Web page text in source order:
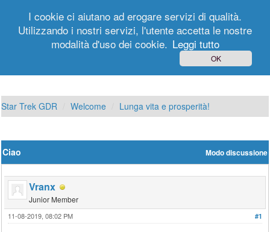
Registrati
Star Trek GDR Welcome Lunga vita e prosperità!
Modo discussione
Ciao
Vranx
Junior Member
#1
11-08-2019, 08:02 PM
I cookie ci aiutano ad erogare servizi di qualità.
Utilizzando i nostri servizi, l'utente accetta le nostre
modalità d'uso dei cookie. Leggi tutto
OK